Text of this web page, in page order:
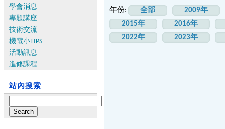
學會消息
專題講座
技術交流
機電小TIPS
活動訊息
進修課程
站內搜索
for:
年份: 全部
2009年
2015年
2016年
2022年
2023年